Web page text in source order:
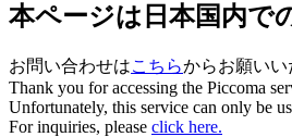
本ページは日本国内で
お問い合わせはこちらからお願いい
Thank you for accessing the Piccoma
Unfortunately, this service can only be
For inquiries, please click here.